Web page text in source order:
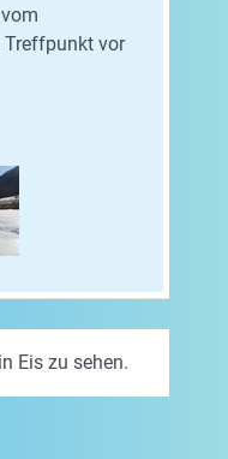
Treffpunkt vor
Eis zu sehen.